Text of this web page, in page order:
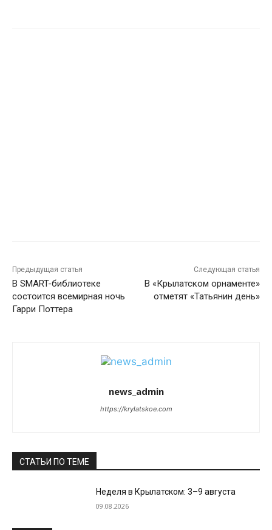
Предыдущая статья
В SMART-библиотеке
состоится всемирная ночь
Гарри Поттера
Следующая статья
В «Крылатском орнаменте»
отметят «Татьянин день»
news_admin
https://krylatskoe.com
СТАТЬИ ПО ТЕМЕ
Неделя в Крылатском: 3–9 августа
09.08.2026